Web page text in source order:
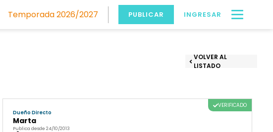
Temporada 2026/2027 PUBLICAR INGRESAR
VOLVER AL
LISTADO
Dueño Directo
Marta
Publica desde 24/10/2013
VERIFICADO